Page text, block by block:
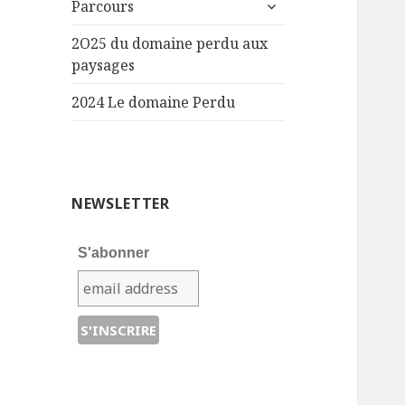
Parcours
sous-
2O25 du domaine perdu aux
paysages
2024 Le domaine Perdu
NEWSLETTER
S'abonner